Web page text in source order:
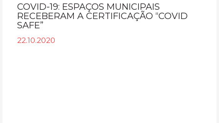
COVID-19: ESPAÇOS MUNICIPAIS
RECEBERAM A CERTIFICAÇÃO “COVID
SAFE”
22.10.2020